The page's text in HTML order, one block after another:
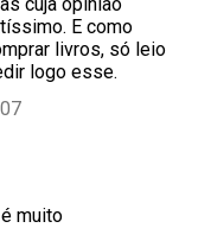
E como
livros, só leio
logo esse.
muito